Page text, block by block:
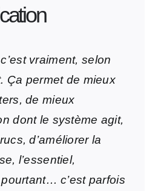
vraiment, selon
Ça permet de mieux
de mieux
dont le système agit,
d’améliorer la
l’essentiel,
c’est parfois